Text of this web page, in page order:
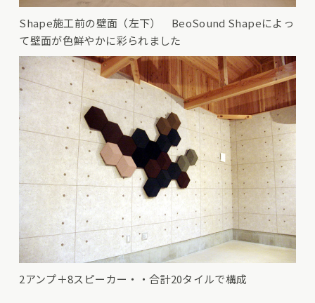
Shape施工前の壁面（左下） BeoSound Shapeによっ
て壁面が色鮮やかに彩られました
2アンプ＋8スピーカー・・合計20タイルで構成